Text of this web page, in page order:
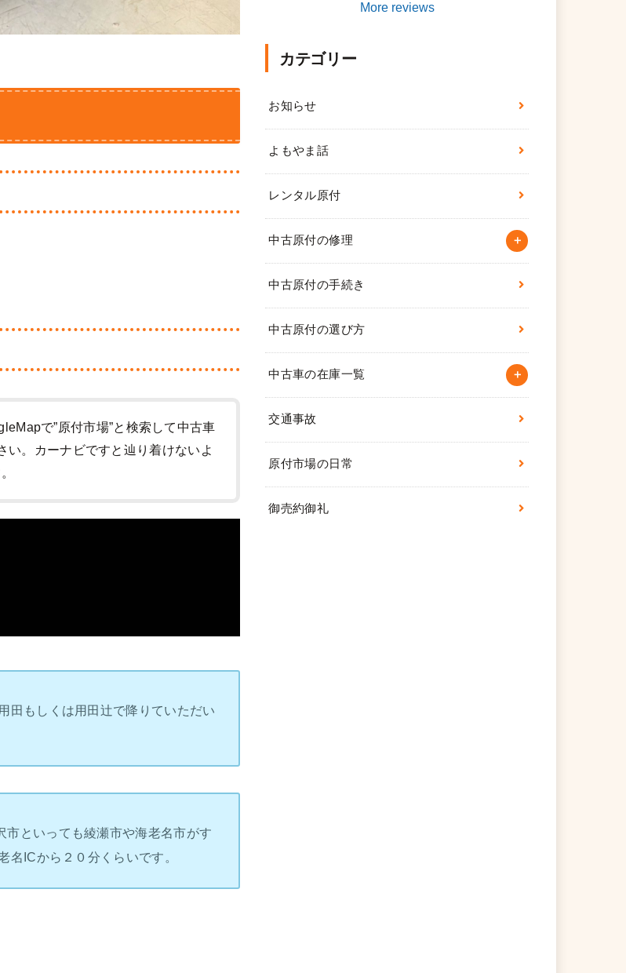
で”原付市場”と検索して中古車
い。カーナビですと辿り着けないよ
田もしくは用田辻で降りていただい
市といっても綾瀬市や海老名市がす
名ICから２０分くらいです。
More reviews
カテゴリー
お知らせ
よもやま話
レンタル原付
中古原付の修理
中古原付の手続き
中古原付の選び方
中古車の在庫一覧
交通事故
原付市場の日常
御売約御礼